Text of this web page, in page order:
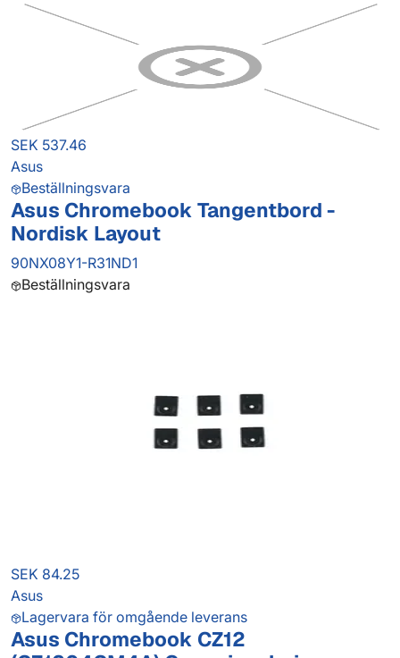
SEK 537.46
Asus
Beställningsvara
Asus Chromebook Tangentbord -
Nordisk Layout
90NX08Y1-R31ND1
Beställningsvara
SEK 84.25
Asus
Lagervara för omgående leverans
Asus Chromebook CZ12